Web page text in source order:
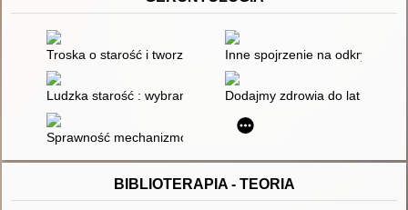
Troska o starość i tworzenie własności (majątku)
Inne spojrzenie na odkrywanie
Ludzka starość : wybrane zagadnienia gerontologii społecznej
Dodajmy zdrowia do lat :
Sprawność mechanizmów immunologicznych u osób
BIBLIOTERAPIA - TEORIA